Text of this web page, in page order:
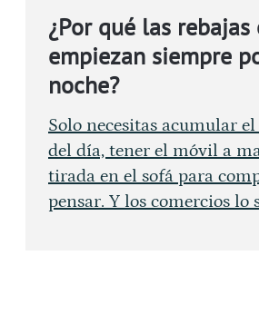
¿Por qué las
empiezan siempre
noche?
Solo necesitas acumular
del día, tener el móvil a
tirada en el sofá para
pensar. Y los comercios lo